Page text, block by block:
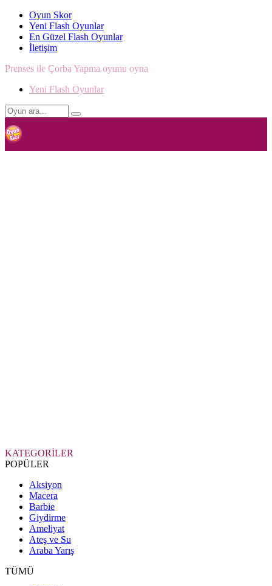
Oyun Skor
Yeni Flash Oyunlar
En Güzel Flash Oyunlar
İletişim
Prenses ile Çorba Yapma oyunu oyna
Yeni Flash Oyunlar
KATEGORİLER
POPÜLER
Aksiyon
Macera
Barbie
Giydirme
Ameliyat
Ateş ve Su
Araba Yarış
TÜMÜ